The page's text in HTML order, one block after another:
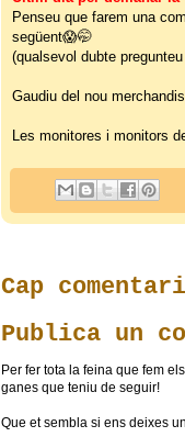
Penseu que farem una
següent😱🤭
(qualsevol dubte
Gaudiu del nou
Les monitores i monitors
Cap
Publica un
Per fer tota la feina que fem
ganes que teniu de seguir!
Que et sembla si ens deixes